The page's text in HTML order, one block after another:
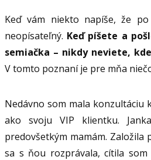
Keď vám niekto napíše, že
neopísateľný. Keď píšete a
semiačka – nikdy neviete,
V tomto poznaní je pre mňa
Nedávno som mala
ako svoju VIP klientku.
predovšetkým mamám. Založila
sa s ňou rozprávala, cítila